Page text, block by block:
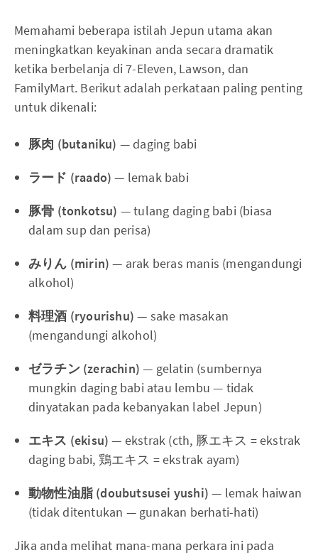
Memahami beberapa istilah Jepun utama akan
meningkatkan keyakinan anda secara dramatik
ketika berbelanja di 7-Eleven, Lawson, dan
FamilyMart. Berikut adalah perkataan paling penting
untuk dikenali:
豚肉 (butaniku) — daging babi
ラード (raado) — lemak babi
豚骨 (tonkotsu) — tulang daging babi (biasa
dalam sup dan perisa)
みりん (mirin) — arak beras manis (mengandungi
alkohol)
料理酒 (ryourishu) — sake masakan
(mengandungi alkohol)
ゼラチン (zerachin) — gelatin (sumbernya
mungkin daging babi atau lembu — tidak
dinyatakan pada kebanyakan label Jepun)
エキス (ekisu) — ekstrak (cth, 豚エキス = ekstrak
daging babi, 鶏エキス = ekstrak ayam)
動物性油脂 (doubutsusei yushi) — lemak haiwan
(tidak ditentukan — gunakan berhati-hati)
Jika anda melihat mana-mana perkara ini pada